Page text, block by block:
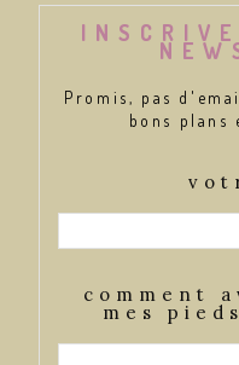
Promis, pas
bons
comment
mes